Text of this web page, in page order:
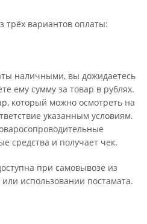
трёх вариантов оплаты:
наличными, вы дожидаетесь
ему сумму за товар в рублях.
который можно осмотреть на
указанным условиям.
средства и получает чек.
при самовывозе из
использовании постамата.